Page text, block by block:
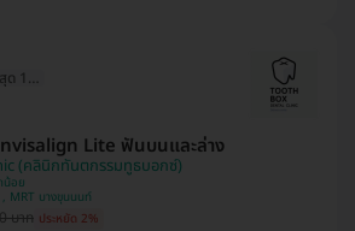
HD ออกค่าประเมินให้! สูงสุด 1500 บ.
Lite ฟันบนและล่าง
(คลินิกทันตกรรมทูธบอกซ์)
างกอกน้อย
BTS บางหว้า , MRT บางหว้า , MRT บางขุนนนท์
บาท ประหยัด 2%